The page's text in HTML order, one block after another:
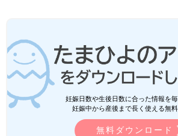
妊娠日数や生後日数に合った情報を
妊娠中から産後まで長く使える無
無料ダウンロード